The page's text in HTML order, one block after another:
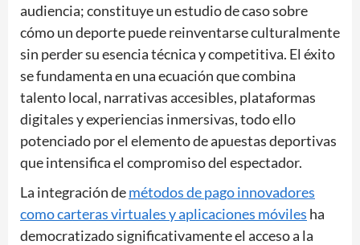
audiencia; constituye un estudio de caso sobre
cómo un deporte puede reinventarse culturalmente
sin perder su esencia técnica y competitiva. El éxito
se fundamenta en una ecuación que combina
talento local, narrativas accesibles, plataformas
digitales y experiencias inmersivas, todo ello
potenciado por el elemento de apuestas deportivas
que intensifica el compromiso del espectador.
La integración demétodos de pago innovadores
como carteras virtuales y aplicaciones móviles ha
democratizado significativamente el acceso a la